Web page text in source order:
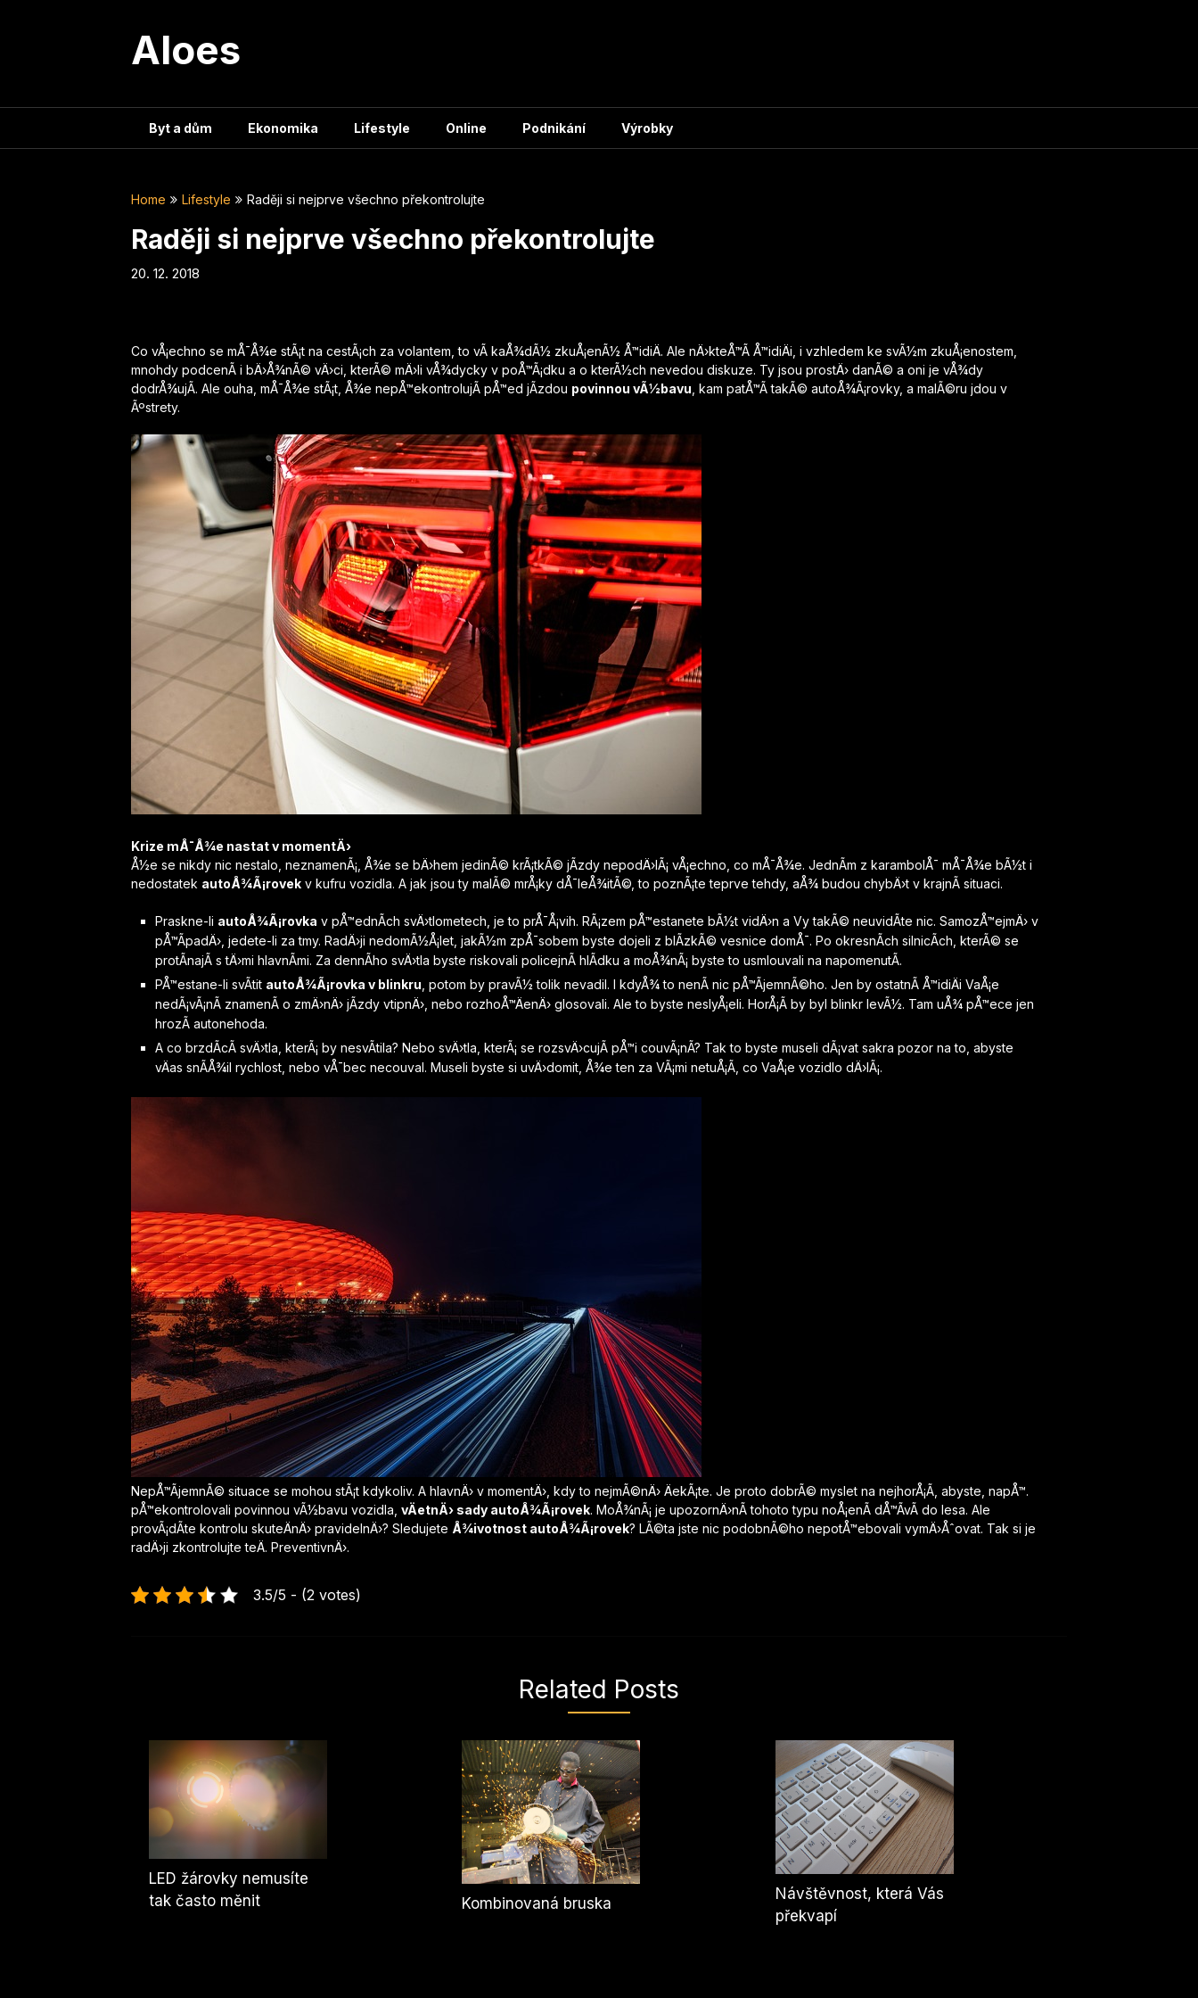
Aloes
Byt a dům Ekonomika Lifestyle Online Podnikání Výrobky
Home Lifestyle Raději si nejprve všechno překontrolujte
Raději si nejprve všechno překontrolujte
20. 12. 2018
Co vÅ¡echno se mÅ¯Å¾e stÃ¡t na cestÃ¡ch za volantem, to vÃ­ kaÅ¾dÃ½ zkuÅ¡enÃ½ Å™idiÄ. Ale nÄ›kteÅ™Ã­ Å™idiÄi, i vzhledem ke svÃ½m zkuÅ¡enostem,
mnohdy podcenÃ­ i bÄ›Å¾nÃ© vÄ›ci, kterÃ© mÄ›li vÅ¾dycky v poÅ™Ã¡dku a o kterÃ½ch nevedou diskuze. Ty jsou prostÄ› danÃ© a oni je vÅ¾dy
dodrÅ¾ujÃ­. Ale ouha, mÅ¯Å¾e stÃ¡t, Å¾e nepÅ™ekontrolujÃ­ pÅ™ed jÃ­zdou povinnou vÃ½bavu , kam patÅ™Ã­ takÃ© autoÅ¾Ã¡rovky, a malÃ©ru jdou v
Ãºstrety.
Krize mÅ¯Å¾e nastat v momentÄ›
Å½e se nikdy nic nestalo, neznamenÃ¡, Å¾e se bÄ›hem jedinÃ© krÃ¡tkÃ© jÃ­zdy nepodÄ›lÃ¡ vÅ¡echno, co mÅ¯Å¾e. JednÃ­m z karambolÅ¯ mÅ¯Å¾e bÃ½t i
nedostatek autoÅ¾Ã¡rovek v kufru vozidla. A jak jsou ty malÃ© mrÅ¡ky dÅ¯leÅ¾itÃ©, to poznÃ¡te teprve tehdy, aÅ¾ budou chybÄ›t v krajnÃ­ situaci.
Praskne-li autoÅ¾Ã¡rovka v pÅ™ednÃ­ch svÄ›tlometech, je to prÅ¯Å¡vih. RÃ¡zem pÅ™estanete bÃ½t vidÄ›n a Vy takÃ© neuvidÃ­te nic. SamozÅ™ejmÄ› v
pÅ™Ã­padÄ›, jedete-li za tmy. RadÄ›ji nedomÃ½Å¡let, jakÃ½m zpÅ¯sobem byste dojeli z blÃ­zkÃ© vesnice domÅ¯. Po okresnÃ­ch silnicÃ­ch, kterÃ© se
protÃ­najÃ­ s tÄ›mi hlavnÃ­mi. Za dennÃ­ho svÄ›tla byste riskovali policejnÃ­ hlÃ­dku a moÅ¾nÃ¡ byste to usmlouvali na napomenutÃ­.
PÅ™estane-li svÃ­tit autoÅ¾Ã¡rovka v blinkru , potom by pravÃ½ tolik nevadil. I kdyÅ¾ to nenÃ­ nic pÅ™Ã­jemnÃ©ho. Jen by ostatnÃ­ Å™idiÄi VaÅ¡e
nedÃ¡vÃ¡nÃ­ znamenÃ­ o zmÄ›nÄ› jÃ­zdy vtipnÄ›, nebo rozhoÅ™ÄenÄ› glosovali. Ale to byste neslyÅ¡eli. HorÅ¡Ã­ by byl blinkr levÃ½. Tam uÅ¾ pÅ™ece jen
hrozÃ­ autonehoda.
A co brzdÃ­cÃ­ svÄ›tla, kterÃ¡ by nesvÃ­tila? Nebo svÄ›tla, kterÃ¡ se rozsvÄ›cujÃ­ pÅ™i couvÃ¡nÃ­? Tak to byste museli dÃ¡vat sakra pozor na to, abyste
vÄas snÃ­Å¾il rychlost, nebo vÅ¯bec necouval. Museli byste si uvÄ›domit, Å¾e ten za VÃ¡mi netuÅ¡Ã­, co VaÅ¡e vozidlo dÄ›lÃ¡.
NepÅ™Ã­jemnÃ© situace se mohou stÃ¡t kdykoliv. A hlavnÄ› v momentÄ›, kdy to nejmÃ©nÄ› ÄekÃ¡te. Je proto dobrÃ© myslet na nejhorÅ¡Ã­, abyste, napÅ™.
pÅ™ekontrolovali povinnou vÃ½bavu vozidla, vÄetnÄ› sady autoÅ¾Ã¡rovek. MoÅ¾nÃ¡ je upozornÄ›nÃ­ tohoto typu noÅ¡enÃ­ dÅ™Ã­vÃ­ do lesa. Ale
provÃ¡dÃ­te kontrolu skuteÄnÄ› pravidelnÄ›? Sledujete Å¾ivotnost autoÅ¾Ã¡rovek? LÃ©ta jste nic podobnÃ©ho nepotÅ™ebovali vymÄ›Åˆovat. Tak si je
radÄ›ji zkontrolujte teÄ. PreventivnÄ›.
3.5/5 - (2 votes)
Related Posts
LED žárovky nemusíte
tak často měnit
Kombinovaná bruska
Návštěvnost, která Vás
překvapí